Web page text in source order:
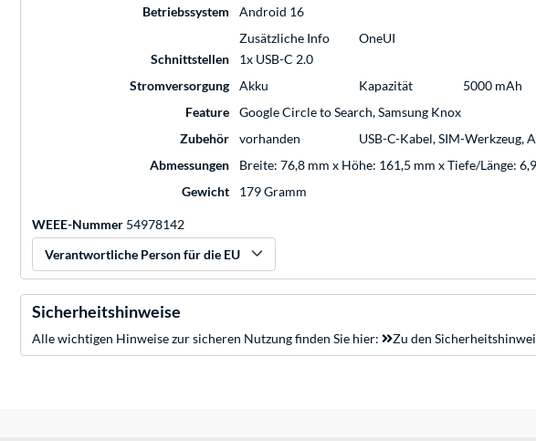
Betriebssystem
Android 16
Zusätzliche Info
OneUI
Schnittstellen
1x USB-C 2.0
Stromversorgung
Akku Kapazität
5000 mAh
Feature
Google Circle to Search, Samsung Knox
Zubehör
vorhanden
USB-C-Kabel, SIM-Werkzeug,
Abmessungen
Breite: 76,8 mm x Höhe: 161,5 mm x Tiefe/Länge:
Gewicht
179 Gramm
WEEE-Nummer 54978142
Verantwortliche Person für die EU
Sicherheitshinweise
Alle wichtigen Hinweise zur sicheren Nutzung finden Sie hier: Zu den